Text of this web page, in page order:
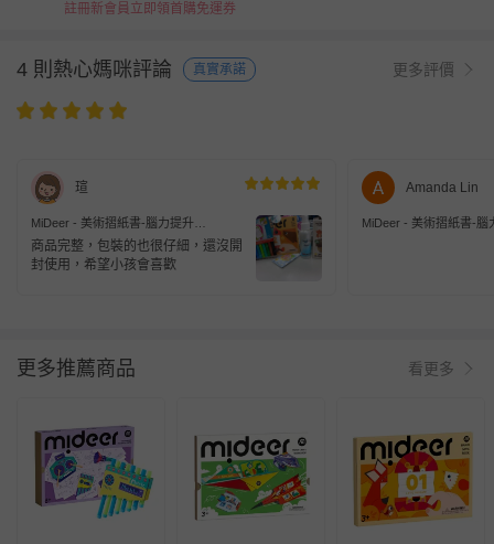
註冊新會員立即領首購免運券
4 則熱心媽咪評論 真實承諾 更多評價
瑄
MiDeer - 美術摺紙書-腦力提升
(LEVEL2)
商品完整，包裝的也很仔細，還沒開
封使用，希望小孩會喜歡
Amanda Lin
MiDeer - 美術摺紙書-腦
更多推薦商品 看更多